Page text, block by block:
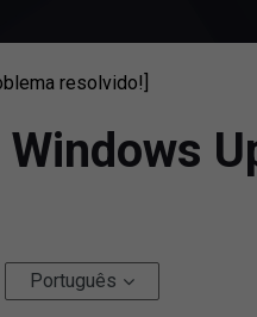
resolvido!]
Português